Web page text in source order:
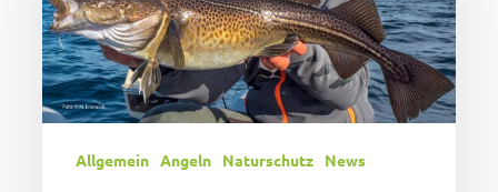
Der
Dorsch
Allgemein Angeln Naturschutz News